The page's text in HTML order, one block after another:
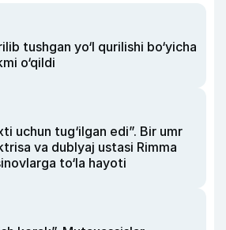
tushgan yo‘l qurilishi bo‘yicha
o‘qildi
uchun tug‘ilgan edi”. Bir umr
va dublyaj ustasi Rimma
to‘la hayoti